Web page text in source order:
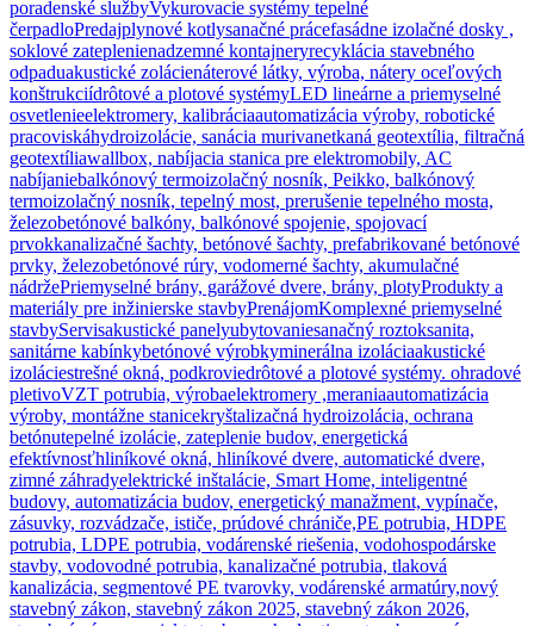
poradenské službyVykurovacie systémy tepelné
čerpadloPredajplynové kotlysanačné prácefasádne izolačné dosky ,
soklové zateplenienadzemné kontajneryrecyklácia stavebného
odpaduakustické zolácienáterové látky, výroba, nátery oceľových
konštrukciídrôtové a plotové systémyLED lineárne a priemyselné
osvetlenieelektromery, kalibráciaautomatizácia výroby, robotické
pracoviskáhydroizolácie, sanácia murivanetkaná geotextília, filtračná
geotextíliawallbox, nabíjacia stanica pre elektromobily, AC
nabíjaniebalkónový termoizolačný nosník, Peikko, balkónový
termoizolačný nosník, tepelný most, prerušenie tepelného mosta,
železobetónové balkóny, balkónové spojenie, spojovací
prvokkanalizačné šachty, betónové šachty, prefabrikované betónové
prvky, železobetónové rúry, vodomerné šachty, akumulačné
nádržePriemyselné brány, garážové dvere, brány, plotyProdukty a
materiály pre inžinierske stavbyPrenájomKomplexné priemyselné
stavbyServisakustické panelyubytovaniesanačný roztoksanita,
sanitárne kabínkybetónové výrobkyminerálna izoláciaakustické
izoláciestrešné okná, podkroviedrôtové a plotové systémy. ohradové
pletivoVZT potrubia, výrobaelektromery ,meraniaautomatizácia
výroby, montážne stanicekryštalizačná hydroizolácia, ochrana
betónutepelné izolácie, zateplenie budov, energetická
efektívnosťhliníkové okná, hliníkové dvere, automatické dvere,
zimné záhradyelektrické inštalácie, Smart Home, inteligentné
budovy, automatizácia budov, energetický manažment, vypínače,
zásuvky, rozvádzače, ističe, prúdové chrániče,PE potrubia, HDPE
potrubia, LDPE potrubia, vodárenské riešenia, vodohospodárske
stavby, vodovodné potrubia, kanalizačné potrubia, tlaková
kanalizácia, segmentové PE tvarovky, vodárenské armatúry,nový
stavebný zákon, stavebný zákon 2025, stavebný zákon 2026,